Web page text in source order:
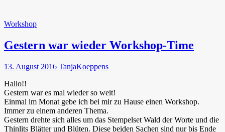
Workshop
Gestern war wieder Workshop-Time
13. August 2016 TanjaKoeppens
Hallo!!
Gestern war es mal wieder so weit!
Einmal im Monat gebe ich bei mir zu Hause einen Workshop.
Immer zu einem anderen Thema.
Gestern drehte sich alles um das Stempelset Wald der Worte und die
Thinlits Blätter und Blüten. Diese beiden Sachen sind nur bis Ende